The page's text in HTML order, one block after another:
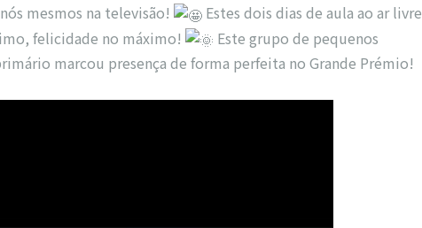
mesmos na televisão!
Estes dois dias de aula ao ar livre
felicidade no máximo!
Este grupo de pequenos
marcou presença de forma perfeita no Grande Prémio!